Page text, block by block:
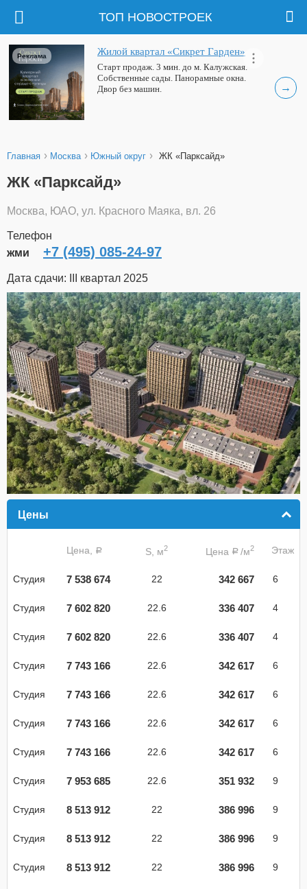
ТОП НОВОСТРОЕК
→
Жилой квартал «Сикрет Гарден»
Старт продаж. 3 мин. до м. Калужская.
Собственные сады. Панорамные окна.
Двор без машин.
Реклама
Главная › Москва › Южный округ › ЖК «Парксайд»
ЖК «Парксайд»
Москва, ЮАО, ул. Красного Маяка, вл. 26
Телефон
жми
+7 (495) 085-24-97
Дата сдачи: III квартал 2025
Цены
Цена, a S, м2 Цена a /м2 Этаж
Студия 7 538 674 22 342 667 6
Студия 7 602 820 22.6 336 407 4
Студия 7 602 820 22.6 336 407 4
Студия 7 743 166 22.6 342 617 6
Студия 7 743 166 22.6 342 617 6
Студия 7 743 166 22.6 342 617 6
Студия 7 743 166 22.6 342 617 6
Студия 7 953 685 22.6 351 932 9
Студия 8 513 912 22 386 996 9
Студия 8 513 912 22 386 996 9
Студия 8 513 912 22 386 996 9